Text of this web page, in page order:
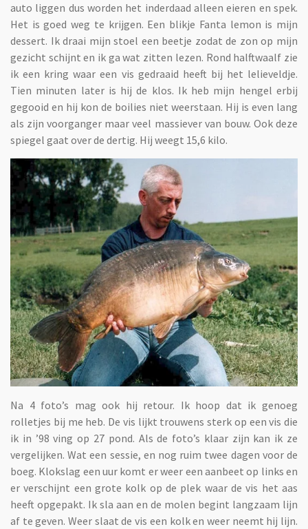
auto liggen dus worden het inderdaad alleen eieren en spek.
Het is goed weg te krijgen. Een blikje Fanta lemon is mijn
dessert. Ik draai mijn stoel een beetje zodat de zon op mijn
gezicht schijnt en ik ga wat zitten lezen. Rond halftwaalf zie
ik een kring waar een vis gedraaid heeft bij het lelieveldje.
Tien minuten later is hij de klos. Ik heb mijn hengel erbij
gegooid en hij kon de boilies niet weerstaan. Hij is even lang
als zijn voorganger maar veel massiever van bouw. Ook deze
spiegel gaat over de dertig. Hij weegt 15,6 kilo.
Na 4 foto’s mag ook hij retour. Ik hoop dat ik genoeg
rolletjes bij me heb. De vis lijkt trouwens sterk op een vis die
ik in ’98 ving op 27 pond. Als de foto’s klaar zijn kan ik ze
vergelijken. Wat een sessie, en nog ruim twee dagen voor de
boeg. Klokslag een uur komt er weer een aanbeet op links en
er verschijnt een grote kolk op de plek waar de vis het aas
heeft opgepakt. Ik sla aan en de molen begint langzaam lijn
af te geven. Weer slaat de vis een kolk en weer neemt hij lijn.